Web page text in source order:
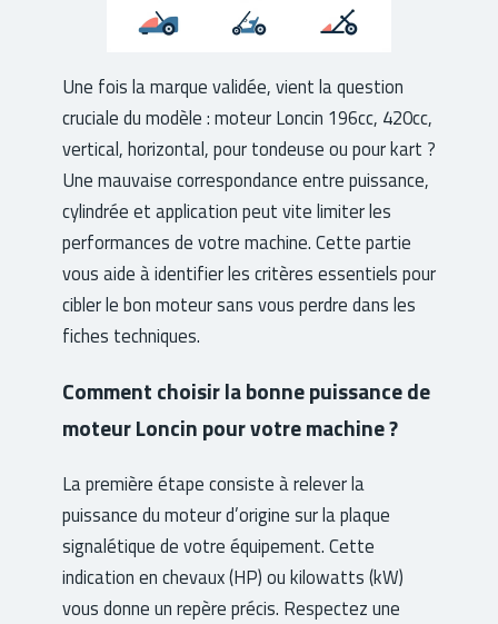
Une fois la marque validée, vient la question
cruciale du modèle : moteur Loncin 196cc, 420cc,
vertical, horizontal, pour tondeuse ou pour kart ?
Une mauvaise correspondance entre puissance,
cylindrée et application peut vite limiter les
performances de votre machine. Cette partie
vous aide à identifier les critères essentiels pour
cibler le bon moteur sans vous perdre dans les
fiches techniques.
Comment choisir la bonne puissance de
moteur Loncin pour votre machine ?
La première étape consiste à relever la
puissance du moteur d’origine sur la plaque
signalétique de votre équipement. Cette
indication en chevaux (HP) ou kilowatts (kW)
vous donne un repère précis. Respectez une